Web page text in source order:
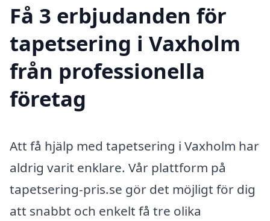
Få 3 erbjudanden för
tapetsering i Vaxholm
från professionella
företag
Att få hjälp med tapetsering i Vaxholm har
aldrig varit enklare. Vår plattform på
tapetsering-pris.se gör det möjligt för dig
att snabbt och enkelt få tre olika